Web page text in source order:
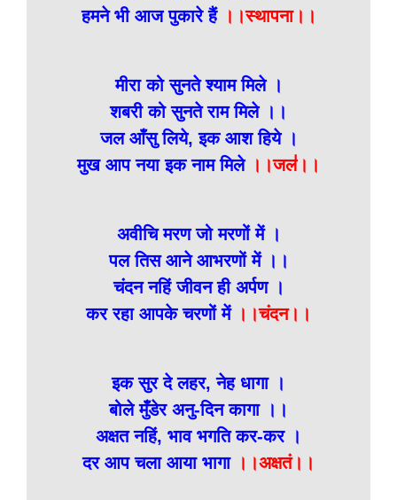
हमने भी आज पुकारे हैं ।।स्थापना।।
मीरा को सुनते श्याम मिले ।
शबरी को सुनते राम मिले ।।
जल आँसु लिये, इक आश हिये ।
मुख आप नया इक नाम मिले।।जल॑।।
अवीचि मरण जो मरणों में ।
पल तिस आने आभरणों में ।।
चंदन नहिं जीवन ही अर्पण ।
कर रहा आपके चरणों में ।।चंदन।।
इक सुर दे लहर, नेह धागा ।
बोले मुँडेर अनु-दिन कागा ।।
अक्षत नहिं, भाव भगति कर-कर ।
दर आप चला आया भागा ।।अक्षतं।।